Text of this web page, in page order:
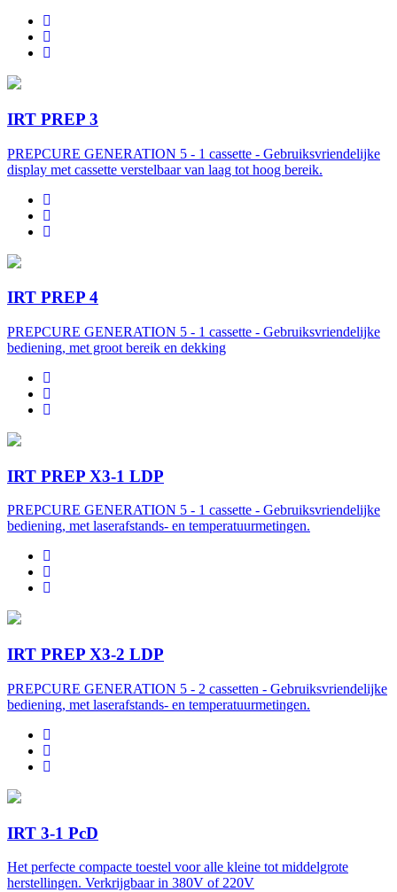
IRT PREP 3
PREPCURE GENERATION 5 - 1 cassette - Gebruiksvriendelijke
display met cassette verstelbaar van laag tot hoog bereik.
IRT PREP 4
PREPCURE GENERATION 5 - 1 cassette - Gebruiksvriendelijke
bediening, met groot bereik en dekking
IRT PREP X3-1 LDP
PREPCURE GENERATION 5 - 1 cassette - Gebruiksvriendelijke
bediening, met laserafstands- en temperatuurmetingen.
IRT PREP X3-2 LDP
PREPCURE GENERATION 5 - 2 cassetten - Gebruiksvriendelijke
bediening, met laserafstands- en temperatuurmetingen.
IRT 3-1 PcD
Het perfecte compacte toestel voor alle kleine tot middelgrote
herstellingen. Verkrijgbaar in 380V of 220V